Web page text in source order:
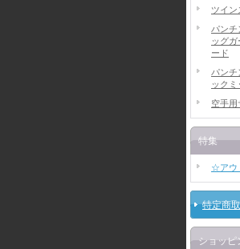
ツイン
パンチ
ッグ
ード
パン
ックミ
空手用
特集
☆アウ
特定商
ショッピ